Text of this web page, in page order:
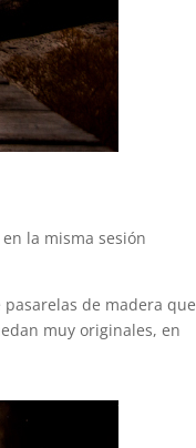
la misma sesión
de madera que
muy originales, en